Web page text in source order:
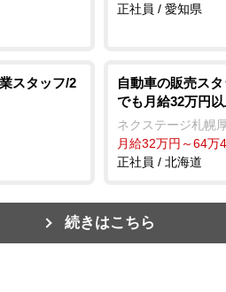
正社員 / 愛知県
スタッフ/2
自動車の販売ス
でも月給32万円
ネクステージ札幌
月給32万円～64万
正社員 / 北海道
続きはこちら